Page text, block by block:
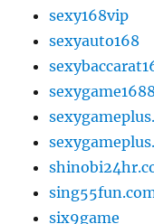
sexy168vip
sexyauto168
sexygame1688
six9game